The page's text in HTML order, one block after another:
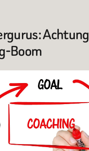
Achtung
Boom